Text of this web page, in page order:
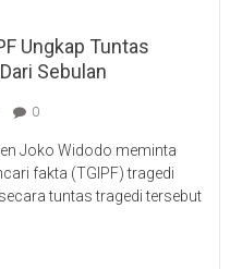
Ungkap Tuntas
Sebulan
0
Joko Widodo meminta
fakta (TGIPF) tragedi
tuntas tragedi tersebut